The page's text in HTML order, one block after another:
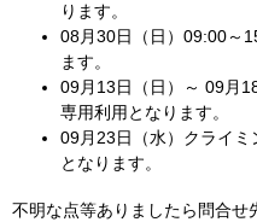
ります。
08月30日（日）09:00～
ます。
09月13日（日）～ 09月
専用利用となります。
09月23日（水）クライ
となります。
不明な点等ありましたら問合せ